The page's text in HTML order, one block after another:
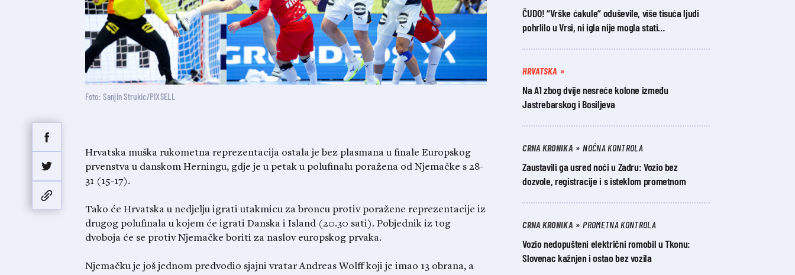
Foto: Sanjin Strukic/PIXSELL
Hrvatska muška rukometna reprezentacija ostala je bez plasmana u finale Europskog
prvenstva u danskom Herningu, gdje je u petak u polufinalu poražena od Njemačke s 28-
31 (15-17).
Tako će Hrvatska u nedjelju igrati utakmicu za broncu protiv poražene reprezentacije iz
drugog polufinala u kojem će igrati Danska i Island (20.30 sati). Pobjednik iz tog
dvoboja će se protiv Njemačke boriti za naslov europskog prvaka.
Njemačku je još jednom predvodio sjajni vratar Andreas Wolff koji je imao 13 obrana, a
ČUDO! “Vrške ćakule” oduševile, više tisuća ljudi
pohrlilo u Vrsi, ni igla nije mogla stati…
HRVATSKA
Na A1 zbog dvije nesreće kolone između
Jastrebarskog i Bosiljeva
CRNA KRONIKA NOĆNA KONTROLA
Zaustavili ga usred noći u Zadru: Vozio bez
dozvole, registracije i s isteklom prometnom
CRNA KRONIKA PROMETNA KONTROLA
Vozio nedopušteni električni romobil u Tkonu:
Slovenac kažnjen i ostao bez vozila